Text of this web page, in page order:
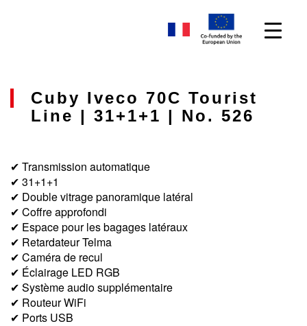
Cuby Iveco 70C Tourist
Line | 31+1+1 | No. 526
✔ Transmission automatique
✔ 31+1+1
✔ Double vitrage panoramique latéral
✔ Coffre approfondi
✔ Espace pour les bagages latéraux
✔ Retardateur Telma
✔ Caméra de recul
✔ Éclairage LED RGB
✔ Système audio supplémentaire
✔ Routeur WiFi
✔ Ports USB